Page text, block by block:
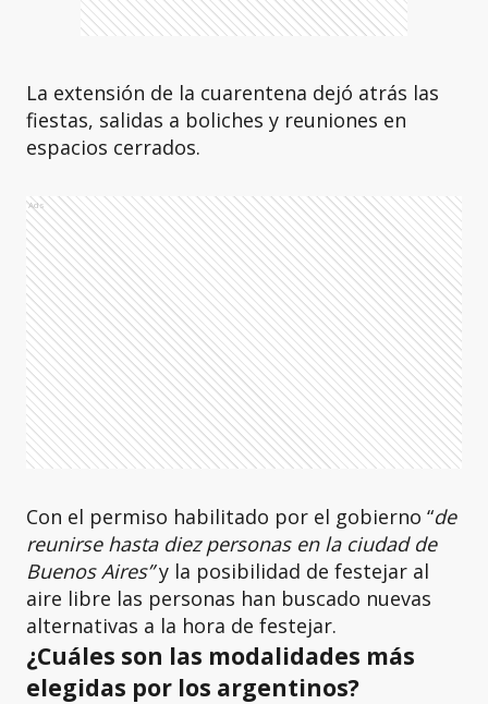
La extensión de la cuarentena dejó atrás las
fiestas, salidas a boliches y reuniones en
espacios cerrados.
Ads
Con el permiso habilitado por el gobierno “de
reunirse hasta diez personas en la ciudad de
Buenos Aires”y la posibilidad de festejar al
aire libre las personas han buscado nuevas
alternativas a la hora de festejar.
¿Cuáles son las modalidades más
elegidas por los argentinos?